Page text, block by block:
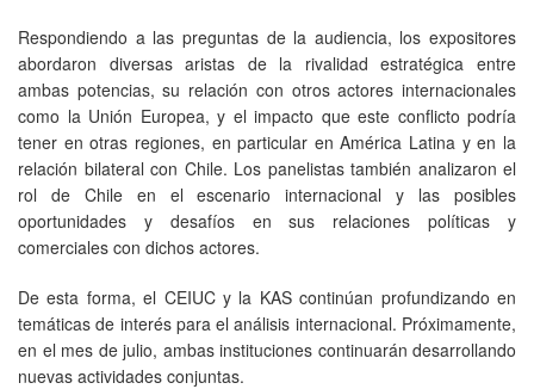
Respondiendo a las preguntas de la audiencia, los expositores
abordaron diversas aristas de la rivalidad estratégica entre
ambas potencias, su relación con otros actores internacionales
como la Unión Europea, y el impacto que este conflicto podría
tener en otras regiones, en particular en América Latina y en la
relación bilateral con Chile. Los panelistas también analizaron el
rol de Chile en el escenario internacional y las posibles
oportunidades y desafíos en sus relaciones políticas y
comerciales con dichos actores.
De esta forma, el CEIUC y la KAS continúan profundizando en
temáticas de interés para el análisis internacional. Próximamente,
en el mes de julio, ambas instituciones continuarán desarrollando
nuevas actividades conjuntas.